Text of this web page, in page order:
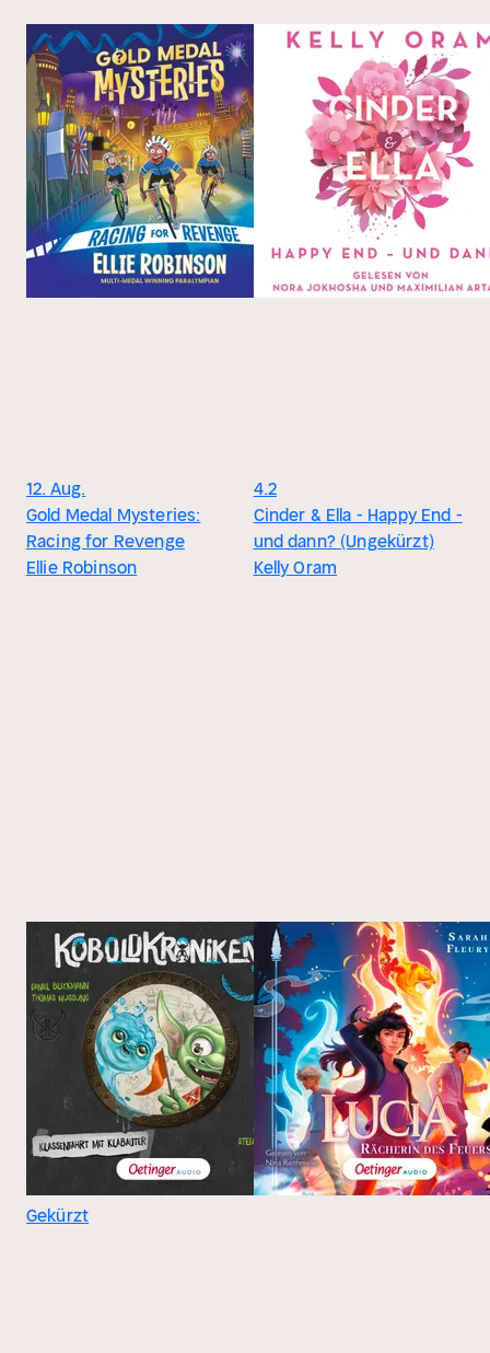
12. Aug.
Gold Medal Mysteries:
Racing for Revenge
Ellie Robinson
4.2
Cinder & Ella - Happy End -
und dann? (Ungekürzt)
Kelly Oram
Gekürzt